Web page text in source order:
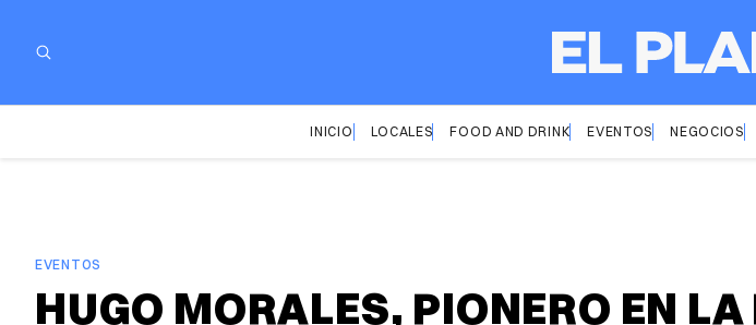
INICIO LOCALES FOOD AND DRINK EVENTOS NEGOCIOS
EVENTOS
HUGO MORALES, PIONERO EN